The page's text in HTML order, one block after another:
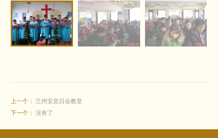
上一个： 兰州安息日会教堂
下一个：没有了